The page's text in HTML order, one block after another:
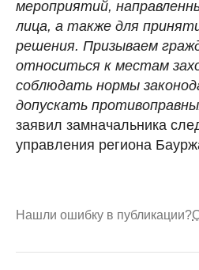
мероприятий,
лица, а также для
решения. Призываем
относиться к местам
соблюдать нормы
допускать
заявил замначальника
управления региона
Нашли ошибку в публикации?